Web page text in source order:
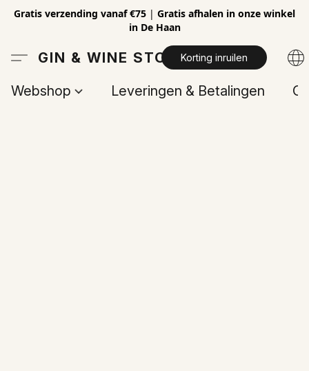
Gratis verzending vanaf €75 | Gratis afhalen in onze winkel
in De Haan
GIN & WINE STOREKorting inruilen
Webshop Leveringen & Betalingen